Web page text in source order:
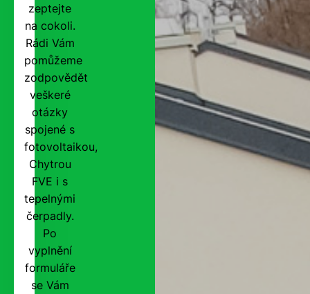
zeptejte
na cokoli.
Rádi Vám
pomůžeme
zodpovědět
veškeré
otázky
spojené s
fotovoltaikou,
Chytrou
FVE i s
tepelnými
čerpadly.
Po
vyplnění
formuláře
se Vám